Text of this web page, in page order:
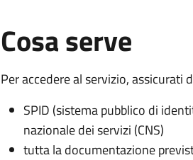
Cosa serve
Per accedere al servizio, assicurati
SPID (sistema pubblico di
nazionale dei servizi (CNS)
tutta la documentazione